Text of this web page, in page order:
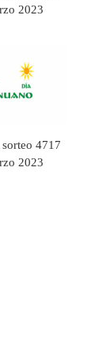
2023
4717
2023